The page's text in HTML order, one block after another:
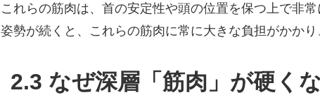
これらの筋肉は、首の安定性や頭の位置を保つ上で非
姿勢が続くと、これらの筋肉に常に大きな負担がかか
2.3 なぜ深層「筋肉」が硬く